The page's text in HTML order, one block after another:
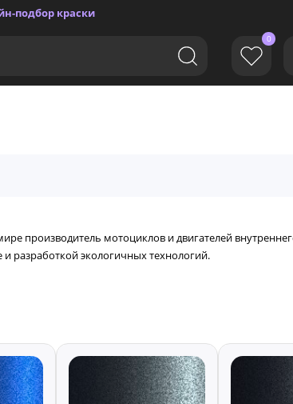
подбор краски
0
производитель мотоциклов и двигателей
разработкой экологичных технологий.